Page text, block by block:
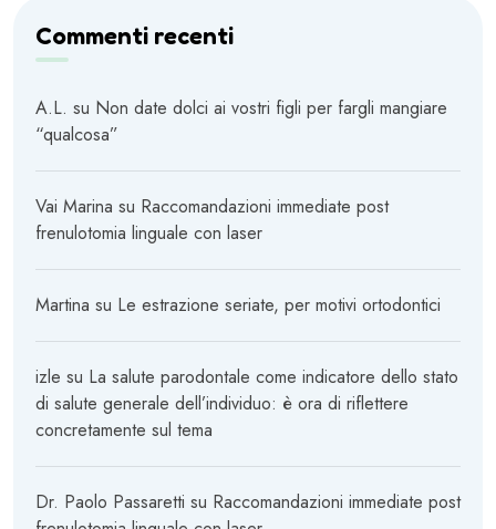
Commenti recenti
A.L. su Non date dolci ai vostri figli per fargli mangiare
“qualcosa”
Vai Marina su Raccomandazioni immediate post
frenulotomia linguale con laser
Martina su Le estrazione seriate, per motivi ortodontici
izle su La salute parodontale come indicatore dello stato
di salute generale dell’individuo: è ora di riflettere
concretamente sul tema
Dr. Paolo Passaretti su Raccomandazioni immediate post